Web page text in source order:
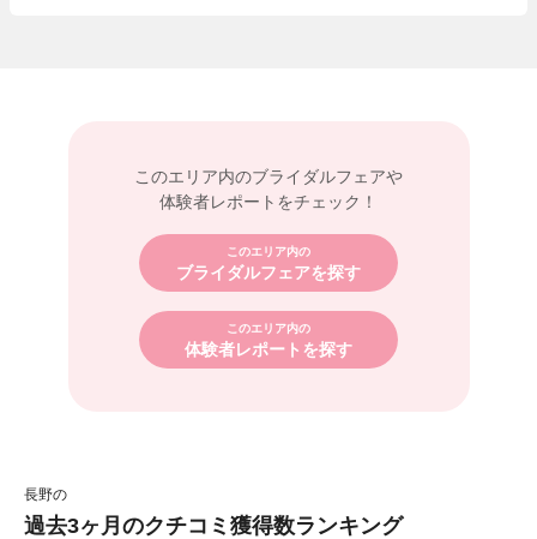
このエリア内のブライダルフェアや
体験者レポートをチェック！
このエリア内の
ブライダルフェアを探す
このエリア内の
体験者レポートを探す
長野の
過去3ヶ月のクチコミ獲得数ランキング